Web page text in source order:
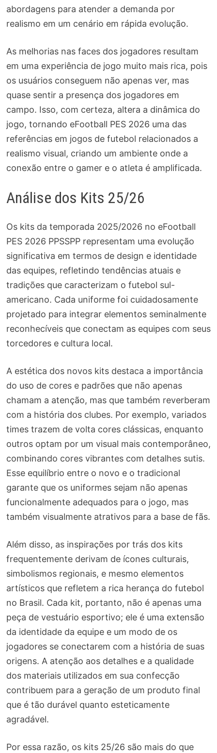
abordagens para atender a demanda por
realismo em um cenário em rápida evolução.
As melhorias nas faces dos jogadores resultam
em uma experiência de jogo muito mais rica, pois
os usuários conseguem não apenas ver, mas
quase sentir a presença dos jogadores em
campo. Isso, com certeza, altera a dinâmica do
jogo, tornando eFootball PES 2026 uma das
referências em jogos de futebol relacionados a
realismo visual, criando um ambiente onde a
conexão entre o gamer e o atleta é amplificada.
Análise dos Kits 25/26
Os kits da temporada 2025/2026 no eFootball
PES 2026 PPSSPP representam uma evolução
significativa em termos de design e identidade
das equipes, refletindo tendências atuais e
tradições que caracterizam o futebol sul-
americano. Cada uniforme foi cuidadosamente
projetado para integrar elementos seminalmente
reconhecíveis que conectam as equipes com seus
torcedores e cultura local.
A estética dos novos kits destaca a importância
do uso de cores e padrões que não apenas
chamam a atenção, mas que também reverberam
com a história dos clubes. Por exemplo, variados
times trazem de volta cores clássicas, enquanto
outros optam por um visual mais contemporâneo,
combinando cores vibrantes com detalhes sutis.
Esse equilíbrio entre o novo e o tradicional
garante que os uniformes sejam não apenas
funcionalmente adequados para o jogo, mas
também visualmente atrativos para a base de fãs.
Além disso, as inspirações por trás dos kits
frequentemente derivam de ícones culturais,
simbolismos regionais, e mesmo elementos
artísticos que refletem a rica herança do futebol
no Brasil. Cada kit, portanto, não é apenas uma
peça de vestuário esportivo; ele é uma extensão
da identidade da equipe e um modo de os
jogadores se conectarem com a história de suas
origens. A atenção aos detalhes e a qualidade
dos materiais utilizados em sua confecção
contribuem para a geração de um produto final
que é tão durável quanto esteticamente
agradável.
Por essa razão, os kits 25/26 são mais do que